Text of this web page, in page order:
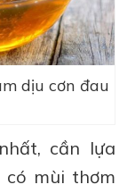
dịu cơn đau
cần lựa
có mùi thơm